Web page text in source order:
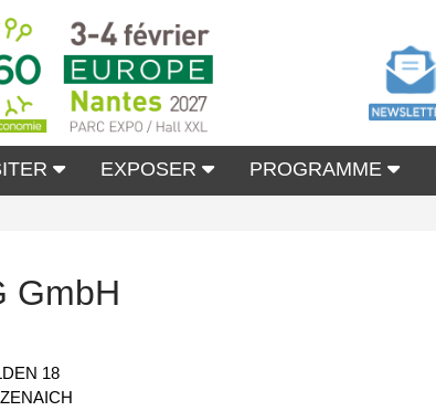
EXPOSER PROGRAMME
GmbH
18